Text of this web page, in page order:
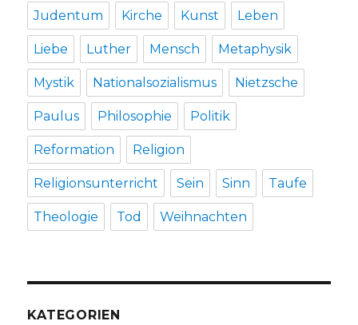
Judentum Kirche Kunst Leben
Liebe Luther Mensch Metaphysik
Mystik Nationalsozialismus Nietzsche
Paulus Philosophie Politik
Reformation Religion
Religionsunterricht Sein Sinn Taufe
Theologie Tod Weihnachten
KATEGORIEN